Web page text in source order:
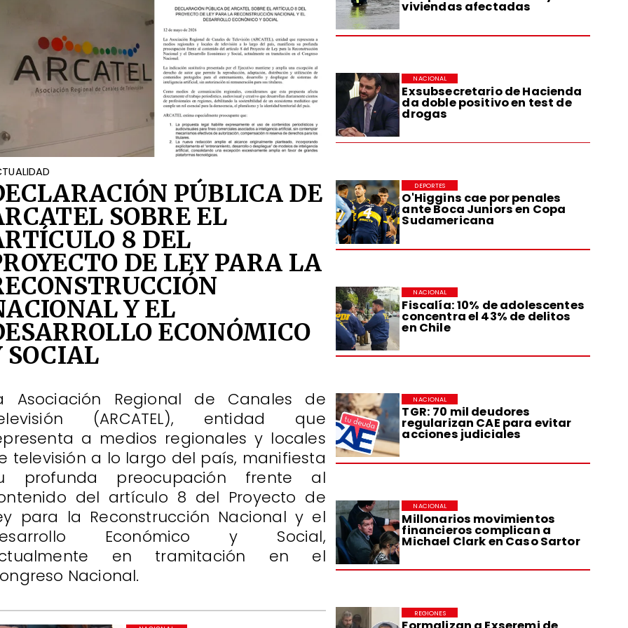
viviendas afectadas
Exsubsecretario de Hacienda
da doble positivo en test de
drogas
NACIONAL
O'Higgins cae por penales
ante Boca Juniors en Copa
Sudamericana
DEPORTES
Fiscalía: 10% de adolescentes
concentra el 43% de delitos
en Chile
NACIONAL
TGR: 70 mil deudores
regularizan CAE para evitar
acciones judiciales
NACIONAL
Millonarios movimientos
financieros complican a
Michael Clark en Caso Sartor
NACIONAL
REGIONES
PÚBLICA DE
SOBRE EL
8 DEL
DE LEY PARA LA
Y EL
ECONÓMICO
SOCIAL
Asociación Regional de Canales de
(ARCATEL), entidad que
a medios regionales y locales
televisión a lo largo del país, manifiesta
profunda preocupación frente al
del artículo 8 del Proyecto de
para la Reconstrucción Nacional y el
Económico y Social,
en tramitación en el
Nacional.